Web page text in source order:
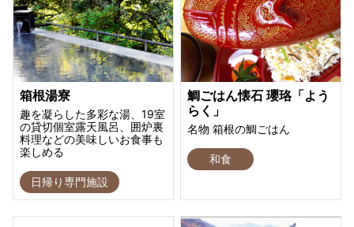
箱根湯寮
趣を凝らした多彩な湯、19室
の貸切個室露天風呂、囲炉裏
料理などの美味しいお食事も
楽しめる
日帰り専門施設
鯛ごはん懐石 瓔珞「よう
らく」
名物 箱根の鯛ごはん
和食